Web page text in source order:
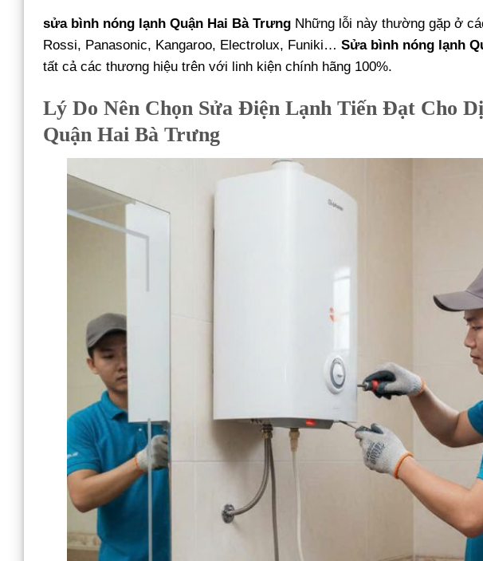
sửa bình nóng lạnh Quận Hai Bà Trưng Những lỗi này thường gặp ở
Rossi, Panasonic, Kangaroo, Electrolux, Funiki… Sửa bình nóng lạnh
tất cả các thương hiệu trên với linh kiện chính hãng 100%.
Lý Do Nên Chọn Sửa Điện Lạnh Tiến Đạt Cho
Quận Hai Bà Trưng